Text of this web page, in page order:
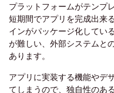
プラットフォームがテンプ
短期間でアプリを完成出来
インがパッケージ化してい
が難しい、外部システムと
あります。
アプリに実装する機能やデ
てしまうので、独自性のあ